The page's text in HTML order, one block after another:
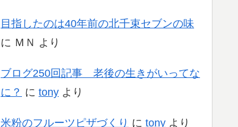
目指したのは40年前の北千束セブンの味
に ＭＮ より
ブログ250回記事 老後の生きがいってな
に？ に tony より
米粉のフルーツピザづくり に tony より